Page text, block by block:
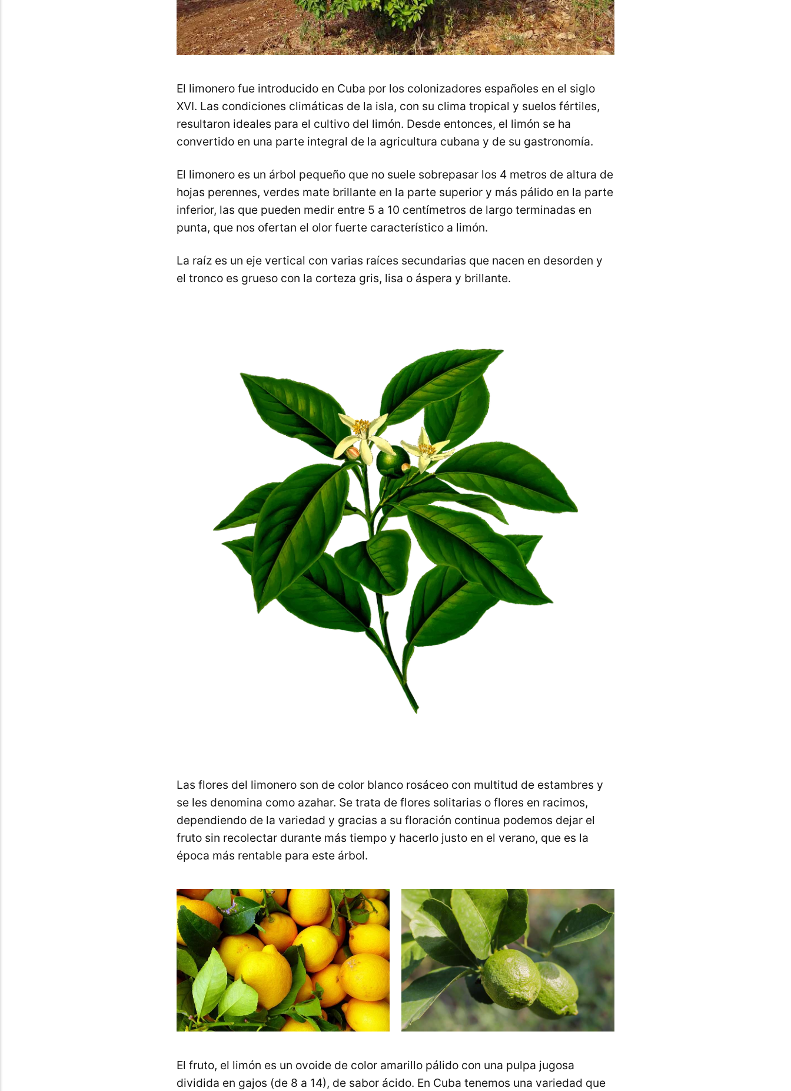
El limonero fue introducido en Cuba por los colonizadores españoles en el siglo
XVI. Las condiciones climáticas de la isla, con su clima tropical y suelos fértiles,
resultaron ideales para el cultivo del limón. Desde entonces, el limón se ha
convertido en una parte integral de la agricultura cubana y de su gastronomía.
El limonero es un árbol pequeño que no suele sobrepasar los 4 metros de altura de
hojas perennes, verdes mate brillante en la parte superior y más pálido en la parte
inferior, las que pueden medir entre 5 a 10 centímetros de largo terminadas en
punta, que nos ofertan el olor fuerte característico a limón.
La raíz es un eje vertical con varias raíces secundarias que nacen en desorden y
el tronco es grueso con la corteza gris, lisa o áspera y brillante.
Las flores del limonero son de color blanco rosáceo con multitud de estambres y
se les denomina como azahar. Se trata de flores solitarias o flores en racimos,
dependiendo de la variedad y gracias a su floración continua podemos dejar el
fruto sin recolectar durante más tiempo y hacerlo justo en el verano, que es la
época más rentable para este árbol.
El fruto, el limón es un ovoide de color amarillo pálido con una pulpa jugosa
dividida en gajos (de 8 a 14), de sabor ácido. En Cuba tenemos una variedad que